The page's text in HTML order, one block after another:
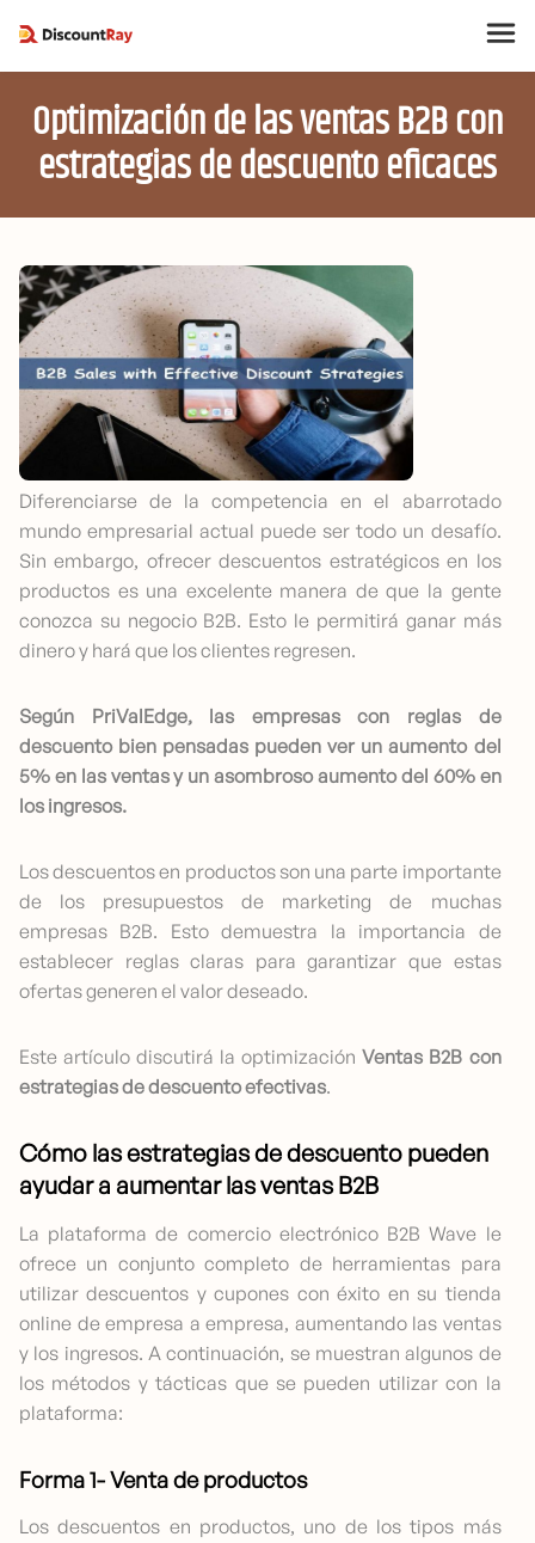
Optimización de las ventas B2B con
estrategias de descuento eficaces
Diferenciarse de la competencia en el abarrotado
mundo empresarial actual puede ser todo un desafío.
Sin embargo, ofrecer descuentos estratégicos en los
productos es una excelente manera de que la gente
conozca su negocio B2B. Esto le permitirá ganar más
dinero y hará que los clientes regresen.
Según PriValEdge, las empresas con reglas de
descuento bien pensadas pueden ver un aumento del
5% en las ventas y un asombroso aumento del 60% en
los ingresos.
Los descuentos en productos son una parte importante
de los presupuestos de marketing de muchas
empresas B2B. Esto demuestra la importancia de
establecer reglas claras para garantizar que estas
ofertas generen el valor deseado.
Este artículo discutirá la optimizaciónVentas B2B con
estrategias de descuento efectivas.
Cómo las estrategias de descuento pueden
ayudar a aumentar las ventas B2B
La plataforma de comercio electrónico B2B Wave le
ofrece un conjunto completo de herramientas para
utilizar descuentos y cupones con éxito en su tienda
online de empresa a empresa, aumentando las ventas
y los ingresos. A continuación, se muestran algunos de
los métodos y tácticas que se pueden utilizar con la
plataforma:
Forma 1- Venta de productos
Los descuentos en productos, uno de los tipos más